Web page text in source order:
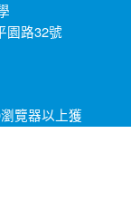
園路32號
覽器以上獲